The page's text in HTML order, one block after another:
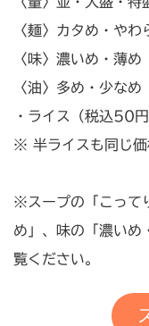
〈麺〉 カタめ・やわ
〈味〉 濃いめ・薄め
〈油〉 多め・少なめ
・ライス（税込50円
※ 半ライスも同じ価
※スープの「こって
め」、味の「濃いめ
覧ください。